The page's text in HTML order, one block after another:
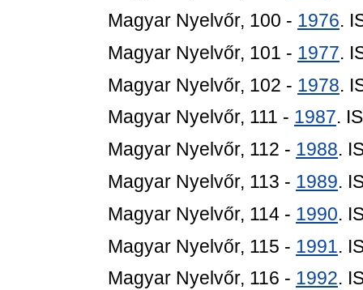
Magyar Nyelvőr, 100 - 1976.
Magyar Nyelvőr, 101 - 1977.
Magyar Nyelvőr, 102 - 1978.
Magyar Nyelvőr, 111 - 1987.
Magyar Nyelvőr, 112 - 1988.
Magyar Nyelvőr, 113 - 1989.
Magyar Nyelvőr, 114 - 1990.
Magyar Nyelvőr, 115 - 1991.
Magyar Nyelvőr, 116 - 1992.